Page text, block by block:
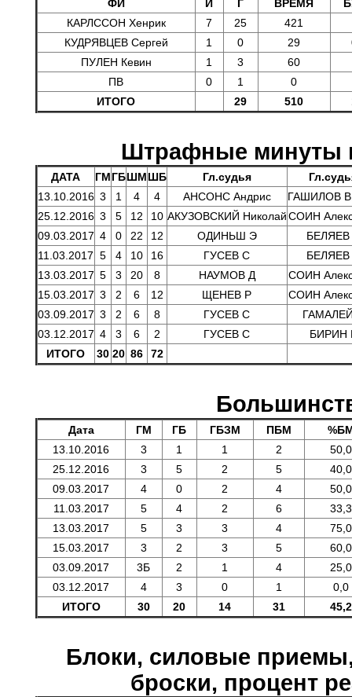
ФИ И Г ВРЕМЯ
КАРЛССОН Хенрик
7 25 421
КУДРЯВЦЕВ Сергей
1 0 29
ПУЛЕН Кевин
1 3
60
ПВ
0 1
0
ИТОГО
29 510
Штрафные минуты
ДАТА ГМГБШМШБ Гл.судья
13.10.2016 3 1 4 4 АНСОНС Андрис
ГАШИЛОВ
25.12.2016 3 5 12 10 АКУЗОВСКИЙ НиколайСОИН
09.03.2017 4 0 22 12 ОДИНЬШ Э
БЕЛЯЕВ
11.03.2017 5 4 10 16 ГУСЕВ С
БЕЛЯЕВ
13.03.2017 5 3 20 8 НАУМОВ Д
СОИН
15.03.2017 3 2 6 12 ЩЕНЕВ Р
СОИН
03.09.2017 3 2 6 8 ГУСЕВ С
03.12.2017 4 3 6 2 ГУСЕВ С
БИРИН
ИТОГО
30 20 86 72
Дата ГМ ГБ ГБЗМ ПБМ
13.10.2016
3 1 1 2
50,0
25.12.2016
3 5 2 5
40,0
09.03.2017
4 0 2 4
50,0
11.03.2017
5 4 2 6
33,3
13.03.2017
5 3 3 4
75,0
15.03.2017
3 2 3 5
60,0
03.09.2017
3Б 2 1 4
25,0
03.12.2017
4 3 0 1
0,0
ИТОГО
30 20 14 31 45,2
Блоки, силовые
броски, процент